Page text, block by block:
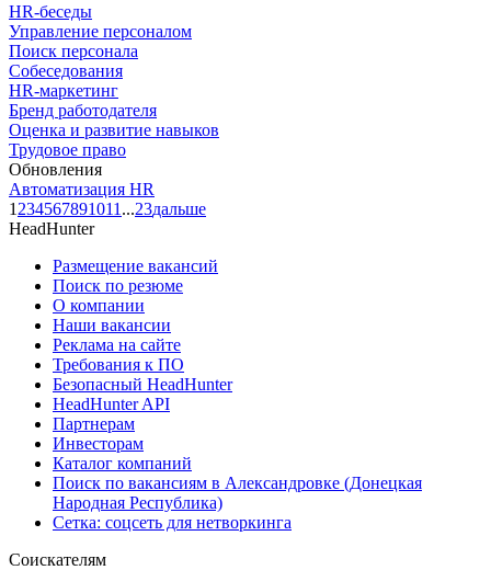
HR-беседы
Управление персоналом
Поиск персонала
Собеседования
HR-маркетинг
Бренд работодателя
Оценка и развитие навыков
Трудовое право
Обновления
Автоматизация HR
1 234567891011 ...23дальше
HeadHunter
Размещение вакансий
Поиск по резюме
О компании
Наши вакансии
Реклама на сайте
Требования к ПО
Безопасный HeadHunter
HeadHunter API
Партнерам
Инвесторам
Каталог компаний
Поиск по вакансиям в Александровке (Донецкая
Народная Республика)
Сетка: соцсеть для нетворкинга
Соискателям